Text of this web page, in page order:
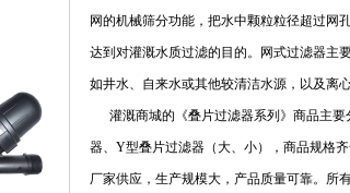
网的机械筛分功能，把水中颗粒粒径超过网
达到对灌溉水质过滤的目的。网式过滤器主
如井水、自来水或其他较清洁水源，以及离
灌溉商城的《叠片过滤器系列》商品主要
器、Y型叠片过滤器（大、小），商品规格
厂家供应，生产规模大，产品质量可靠。所